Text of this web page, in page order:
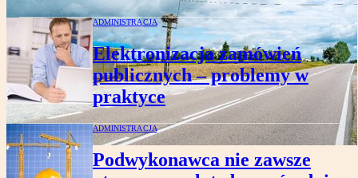
ADMINISTRACJA
Elektronizacja zamówień
publicznych – problemy w
praktyce
ADMINISTRACJA
Podwykonawca nie zawsze